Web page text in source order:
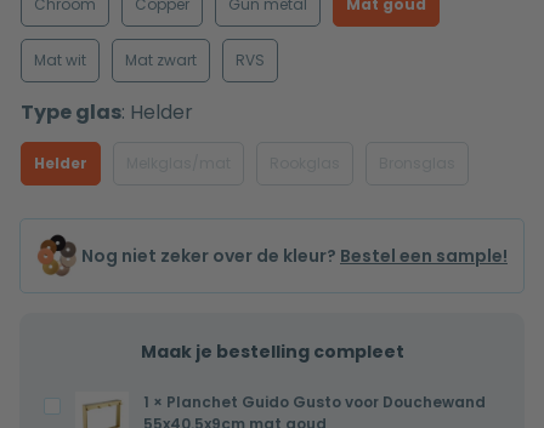
Chroom Copper Gun metal Mat goud
Mat wit Mat zwart RVS
Type glas: Helder
Helder
Nog niet zeker over de kleur? Bestel een sample!
Maak je bestelling compleet
Planchet1 × Planchet Guido Gusto voor Douchewand